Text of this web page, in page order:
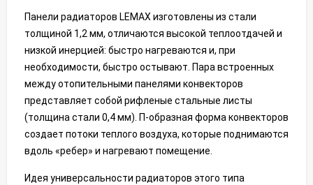
Панели радиаторов LEMAX изготовлены из стали
толщиной 1,2 мм, отличаются высокой теплоотдачей и
низкой инерцией: быстро нагреваются и, при
необходимости, быстро остывают. Пара встроенных
между отопительными панелями конвекторов
представляет собой рифленые стальные листы
(толщина стали 0,4 мм). П-образная форма конвекторов
создает потоки теплого воздуха, которые поднимаются
вдоль «ребер» и нагревают помещение.
Идея универсальности радиаторов этого типа